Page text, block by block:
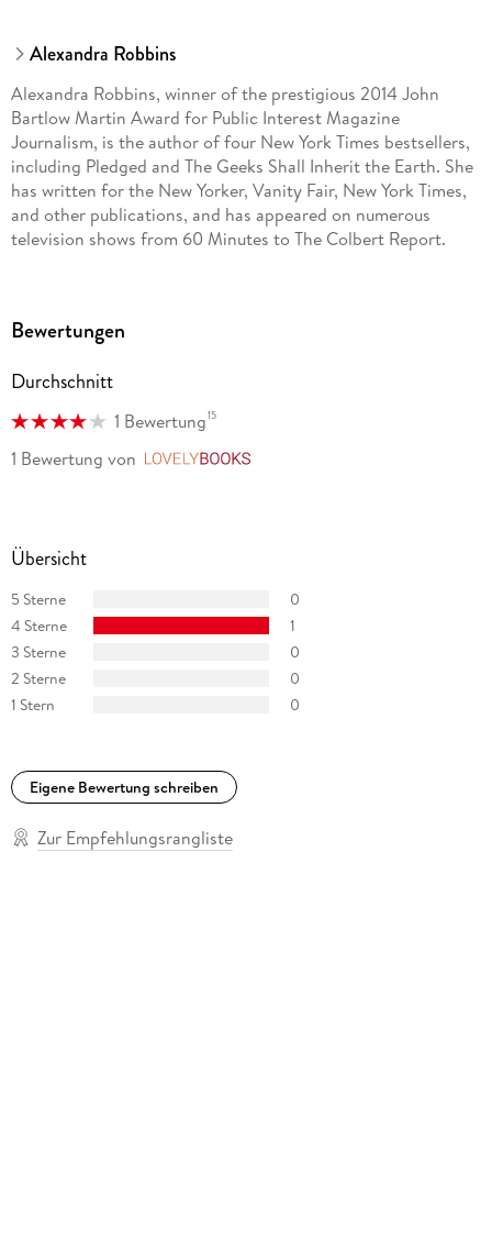
Alexandra Robbins
Alexandra Robbins, winner of the prestigious 2014 John
Bartlow Martin Award for Public Interest Magazine
Journalism, is the author of four New York Times bestsellers,
including Pledged and The Geeks Shall Inherit the Earth. She
has written for the New Yorker, Vanity Fair, New York Times,
and other publications, and has appeared on numerous
television shows from 60 Minutes to The Colbert Report.
Bewertungen
Durchschnitt
1 Bewertung15
1 Bewertung von
Übersicht
5 Sterne
0
4 Sterne
1
3 Sterne
0
2 Sterne
0
1 Stern
0
Eigene Bewertung schreiben
Zur Empfehlungsrangliste